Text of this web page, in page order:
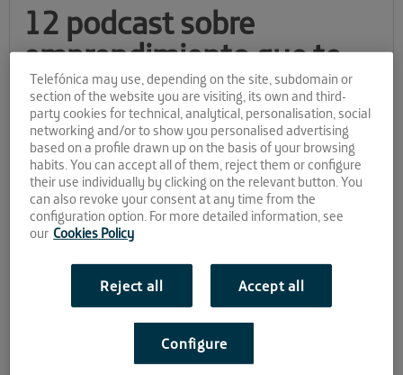
12 podcast sobre
emprendimiento que te
inspirarán
Aunque en la rutina del emprendedor a veces nos hacen falta
más horas en el día, siempre buscamos ese tiempo libre para
nosotros. Los podcast son una buena alternativa para
mantenernos activos en esos momentos que vamos camino al
trabajo, hacemos tareas de casa o, simplemente,
desconectamos. Si a eso le añadimos que mucho de este
contenido nos puede servir para hacer crecer nuestro
proyecto, todo se hace mucho más interesante. Por eso hoy os
traemos este listado con 12 podcast sobre emprendimiento
que debéis escuchar.
En estos podcast encontraréis no solo consejos de cómo
desarrollar un proyecto, sino historias de muchos
emprendedores que seguro os animan a poner en marcha un
Telefónica may use, depending on the site, subdomain or
section of the website you are visiting, its own and third-
party cookies for technical, analytical, personalisation, social
networking and/or to show you personalised advertising
based on a profile drawn up on the basis of your browsing
habits. You can accept all of them, reject them or configure
their use individually by clicking on the relevant button. You
can also revoke your consent at any time from the
configuration option. For more detailed information, see
our Cookies Policy
Reject all Accept all
Configure